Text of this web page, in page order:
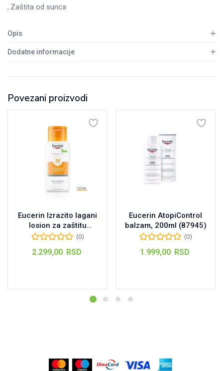
Zaštita od sunca
Opis
Dodatne informacije
Povezani proizvodi
Eucerin Izrazito lagani
losion za zaštitu
osetljive kože od sunca
(0)
2.299,00 RSD
Eucerin AtopiControl
balzam, 200ml (87945)
(0)
1.999,00 RSD